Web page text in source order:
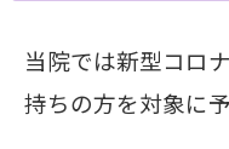
当院では新型コロ
持ちの方を対象に